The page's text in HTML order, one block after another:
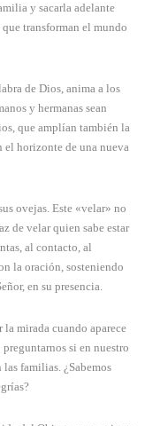
y sacarla adelante
transforman el mundo
de Dios, anima a los
y hermanas sean
que amplían también la
el horizonte de una nueva
ovejas. Este «velar» no
de velar quien sabe estar
al contacto, al
la oración, sosteniendo
en su presencia.
la mirada cuando aparece
si en nuestro
familias. ¿Sabemos